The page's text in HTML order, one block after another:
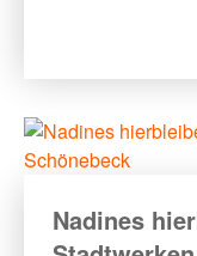
Nadines